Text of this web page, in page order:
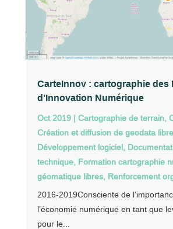
CarteInnov : cartographie des
d’Innovation Numérique
Oct 2019| Cartographie de terrain,
Création et diffusion de geodata libre
Développement logiciel,
technique, Formation cartographie
géomatique libres, Renforcement
2016-2019Consciente de
l’économie numérique en tant que
pour le...